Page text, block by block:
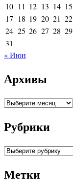
10 11 12 13 14 15
17 18 19 20 21 22
24 25 26 27 28 29
31
« Июн
Архивы
Архивы
Рубрики
Рубрики
Метки